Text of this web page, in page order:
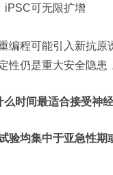
iPSC可无限扩增
编程可能引入新抗原
性仍是重大安全隐患
时间最适合接受神
验均集中于亚急性期